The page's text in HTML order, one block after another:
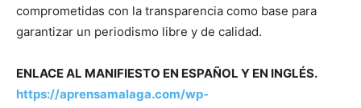
comprometidas con la transparencia como base para
garantizar un periodismo libre y de calidad.
ENLACE AL MANIFIESTO EN ESPAÑOL Y EN INGLÉS.
https://aprensamalaga.com/wp-